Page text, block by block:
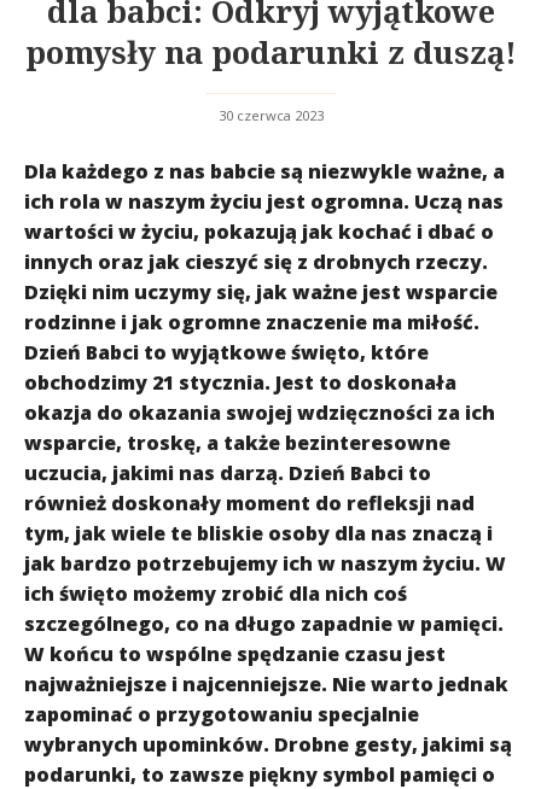
dla babci: Odkryj wyjątkowe
pomysły na podarunki z duszą!
30 czerwca 2023
Dla każdego z nas babcie są niezwykle ważne, a
ich rola w naszym życiu jest ogromna. Uczą nas
wartości w życiu, pokazują jak kochać i dbać o
innych oraz jak cieszyć się z drobnych rzeczy.
Dzięki nim uczymy się, jak ważne jest wsparcie
rodzinne i jak ogromne znaczenie ma miłość.
Dzień Babci to wyjątkowe święto, które
obchodzimy 21 stycznia. Jest to doskonała
okazja do okazania swojej wdzięczności za ich
wsparcie, troskę, a także bezinteresowne
uczucia, jakimi nas darzą. Dzień Babci to
również doskonały moment do refleksji nad
tym, jak wiele te bliskie osoby dla nas znaczą i
jak bardzo potrzebujemy ich w naszym życiu. W
ich święto możemy zrobić dla nich coś
szczególnego, co na długo zapadnie w pamięci.
W końcu to wspólne spędzanie czasu jest
najważniejsze i najcenniejsze. Nie warto jednak
zapominać o przygotowaniu specjalnie
wybranych upominków. Drobne gesty, jakimi są
podarunki, to zawsze piękny symbol pamięci o